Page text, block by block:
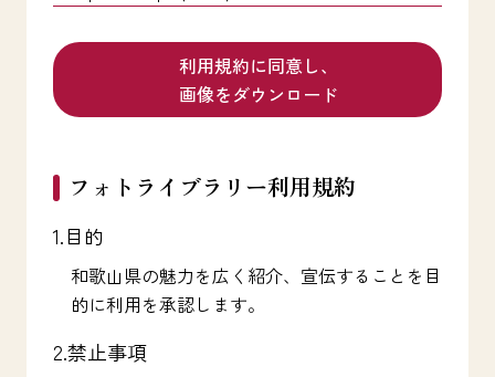
利用規約に同意し、
画像をダウンロード
フォトライブラリー利用規約
1.目的
和歌山県の魅力を広く紹介、宣伝することを目
的に利用を承認します。
2.禁止事項